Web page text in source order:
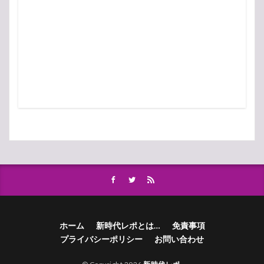
ホーム 新時代レポとは…
免責事項
プライバシーポリシー
お問い合わせ